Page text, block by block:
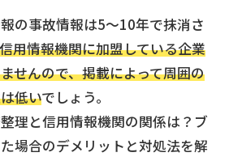
の事故情報は5～10年で抹消さ
用情報機関に加盟している企業
せんので、掲載によって周囲の
低いでしょう。
理と信用情報機関の関係は？ブ
場合のデメリットと対処法を解